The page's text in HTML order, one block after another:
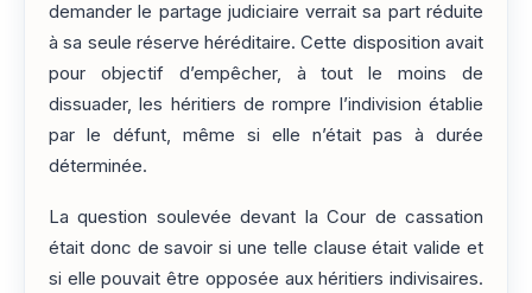
demander le partage judiciaire verrait sa part réduite
à sa seule réserve héréditaire. Cette disposition avait
pour objectif d’empêcher, à tout le moins de
dissuader, les héritiers de rompre l’indivision établie
par le défunt, même si elle n’était pas à durée
déterminée.
La question soulevée devant la Cour de cassation
était donc de savoir si une telle clause était valide et
si elle pouvait être opposée aux héritiers indivisaires.